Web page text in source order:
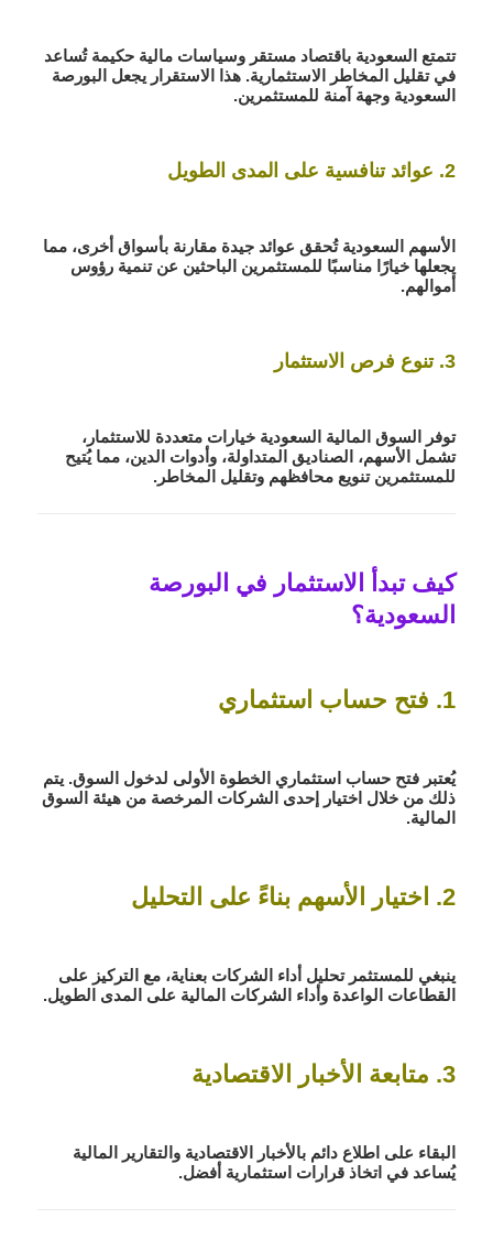
تتمتع السعودية باقتصاد مستقر وسياسات مالية حكيمة تُساعد
في تقليل المخاطر الاستثمارية. هذا الاستقرار يجعل البورصة
السعودية وجهة آمنة للمستثمرين.
2. عوائد تنافسية على المدى الطويل
الأسهم السعودية تُحقق عوائد جيدة مقارنة بأسواق أخرى، مما
يجعلها خيارًا مناسبًا للمستثمرين الباحثين عن تنمية رؤوس
أموالهم.
3. تنوع فرص الاستثمار
توفر السوق المالية السعودية خيارات متعددة للاستثمار،
تشمل الأسهم، الصناديق المتداولة، وأدوات الدين، مما يُتيح
للمستثمرين تنويع محافظهم وتقليل المخاطر.
كيف تبدأ الاستثمار في البورصة
السعودية؟
1. فتح حساب استثماري
يُعتبر فتح حساب استثماري الخطوة الأولى لدخول السوق. يتم
ذلك من خلال اختيار إحدى الشركات المرخصة من هيئة السوق
المالية.
2. اختيار الأسهم بناءً على التحليل
ينبغي للمستثمر تحليل أداء الشركات بعناية، مع التركيز على
القطاعات الواعدة وأداء الشركات المالية على المدى الطويل.
3. متابعة الأخبار الاقتصادية
البقاء على اطلاع دائم بالأخبار الاقتصادية والتقارير المالية
يُساعد في اتخاذ قرارات استثمارية أفضل.